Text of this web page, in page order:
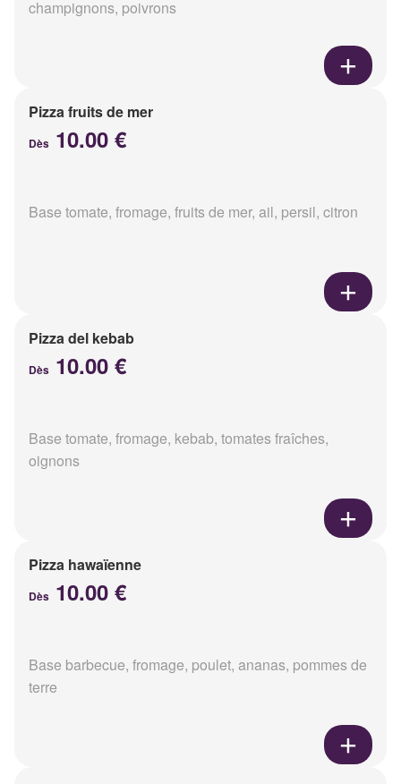
champignons, poivrons
Pizza fruits de mer
Dès 10.00 €
Base tomate, fromage, fruits de mer, ail, persil, citron
Pizza del kebab
Dès 10.00 €
Base tomate, fromage, kebab, tomates fraîches,
oignons
Pizza hawaïenne
Dès 10.00 €
Base barbecue, fromage, poulet, ananas, pommes de
terre